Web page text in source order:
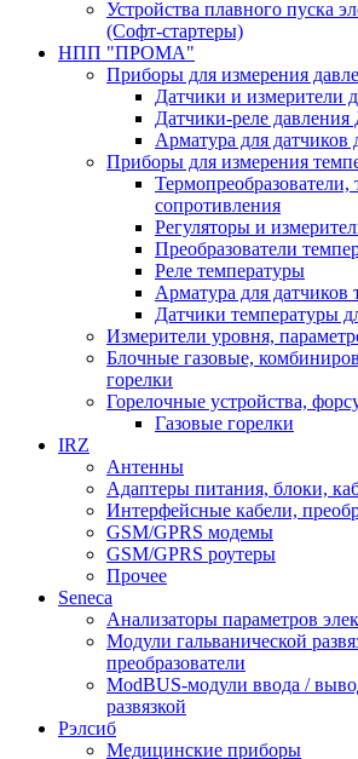
Устройства плавного пуска
(Софт-стартеры)
НПП "ПРОМА"
Приборы для измерения
Датчики и измерители
Датчики-реле
Арматура для датчиков
Приборы для измерения
сопротивления
Регуляторы и
Преобразователи
Реле температуры
Арматура для датчиков
Датчики температуры
Измерители уровня,
Блочные газовые,
горелки
Горелочные устройства,
Газовые горелки
IRZ
Антенны
Адаптеры питания, блоки,
Интерфейсные кабели,
GSM/GPRS модемы
GSM/GPRS роутеры
Прочее
Seneca
Анализаторы параметров
Модули гальванической
преобразователи
ModBUS-модули ввода /
развязкой
Рэлсиб
Медицинские приборы